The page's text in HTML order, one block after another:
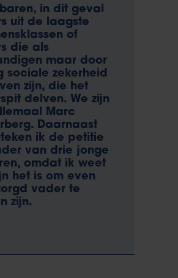
in dit geval
uit de laagste
of
die als
maar door
sociale zekerheid
zijn, die het
delven. We zijn
Marc
Daarnaast
ik de petitie
van drie jonge
omdat ik weet
het is om even
vader te
zijn.